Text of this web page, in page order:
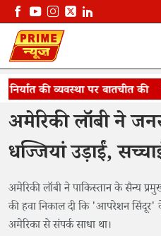
की व्यवस्था पर बातचीत की
मदद के लिए गिड़गिड़ा रहा था
अमेरिकी लॉबी ने
धज्जियां उड़ाईं,
अमेरिकी लॉबी ने पाकिस्तान के सैन्य
की हवा निकाल दी कि 'आपरेशन सिंदूर'
अमेरिका से संपर्क साधा था।